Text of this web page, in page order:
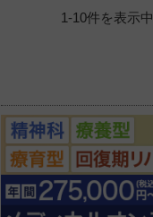
1-10件を表示中